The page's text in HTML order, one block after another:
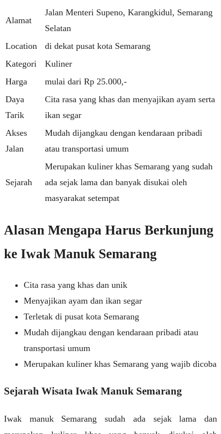
Alamat
Jalan Menteri Supeno, Karangkidul, Semarang
Selatan
Location
di dekat pusat kota Semarang
Kategori
Kuliner
Harga
mulai dari Rp 25.000,-
Daya
Tarik
Cita rasa yang khas dan menyajikan ayam serta
ikan segar
Akses
Jalan
Mudah dijangkau dengan kendaraan pribadi
atau transportasi umum
Sejarah
Merupakan kuliner khas Semarang yang sudah
ada sejak lama dan banyak disukai oleh
masyarakat setempat
Alasan Mengapa Harus Berkunjung
ke Iwak Manuk Semarang
Cita rasa yang khas dan unik
Menyajikan ayam dan ikan segar
Terletak di pusat kota Semarang
Mudah dijangkau dengan kendaraan pribadi atau
transportasi umum
Merupakan kuliner khas Semarang yang wajib dicoba
Sejarah Wisata Iwak Manuk Semarang
Iwak manuk Semarang sudah ada sejak lama dan